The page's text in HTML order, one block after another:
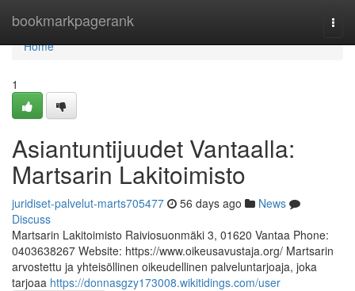
bookmarkpagerank
Home
Home
1
Asiantuntijuudet Vantaalla:
Martsarin Lakitoimisto
juridiset-palvelut-marts705477 56 days ago
News
Discuss
Martsarin Lakitoimisto Raiviosuonmäki 3, 01620 Vantaa Phone:
0403638267 Website: https://www.oikeusavustaja.org/ Martsarin
arvostettu ja yhteisöllinen oikeudellinen palveluntarjoaja, joka
tarjoaa https://donnasgzy173008.wikitidings.com/user